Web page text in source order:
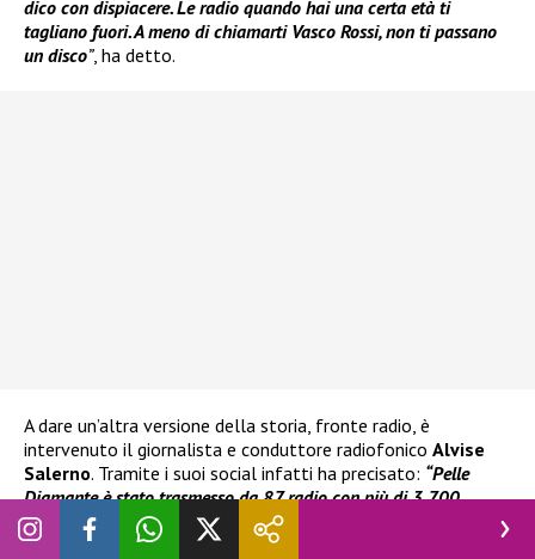
dico con dispiacere. Le radio quando hai una certa età ti
tagliano fuori. A meno di chiamarti Vasco Rossi, non ti passano
un disco”, ha detto.
A dare un’altra versione della storia, fronte radio, è
intervenuto il giornalista e conduttore radiofonico Alvise
Salerno. Tramite i suoi social infatti ha precisato: “Pelle
Diamante è stato trasmesso da 87 radio con più di 3.700
passaggi da febbraio a maggio”. Inoltre, la canzone è stata
utilizzata in numerosi programmi televisivi, tra i tanti